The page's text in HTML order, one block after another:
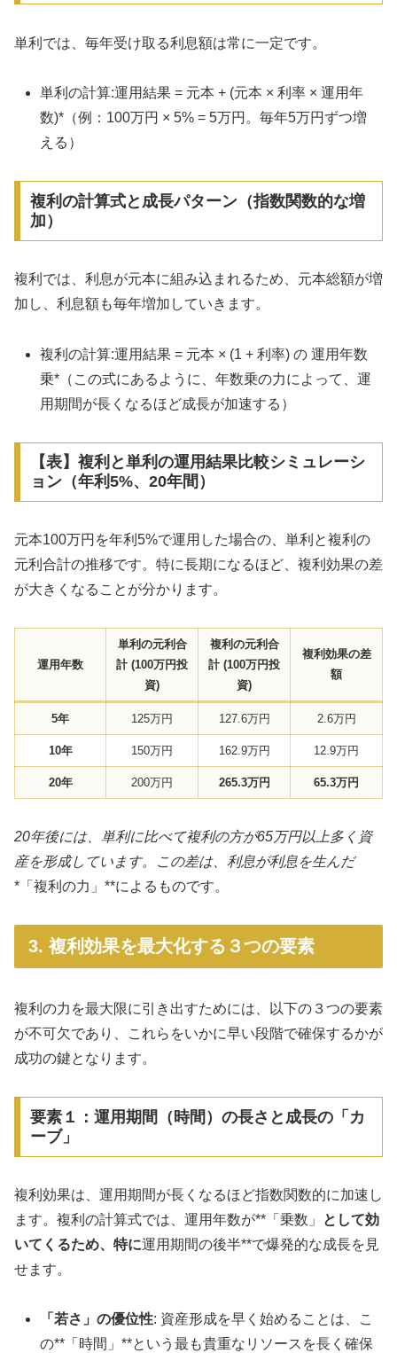
単利では、毎年受け取る利息額は常に一定です。
単利の計算:運用結果 = 元本 + (元本 × 利率 × 運用年
数)*（例：100万円 × 5% = 5万円。毎年5万円ずつ増
える）
複利の計算式と成長パターン（指数関数的な増
加）
複利では、利息が元本に組み込まれるため、元本総額が増
加し、利息額も毎年増加していきます。
複利の計算:運用結果 = 元本 × (1 + 利率) の 運用年数
乗*（この式にあるように、年数乗の力によって、運
用期間が長くなるほど成長が加速する）
【表】複利と単利の運用結果比較シミュレーシ
ョン（年利5%、20年間）
元本100万円を年利5%で運用した場合の、単利と複利の
元利合計の推移です。特に長期になるほど、複利効果の差
が大きくなることが分かります。
運用年数
単利の元利合
計 (100万円投
資)
複利の元利合
計 (100万円投
資)
複利効果の差
額
5年 125万円 127.6万円 2.6万円
10年 150万円 162.9万円 12.9万円
20年 200万円 265.3万円 65.3万円
20年後には、単利に比べて複利の方が65万円以上多く資
産を形成しています。この差は、利息が利息を生んだ
*「複利の力」**によるものです。
3. 複利効果を最大化する３つの要素
複利の力を最大限に引き出すためには、以下の３つの要素
が不可欠であり、これらをいかに早い段階で確保するかが
成功の鍵となります。
要素１：運用期間（時間）の長さと成長の「カ
ーブ」
複利効果は、運用期間が長くなるほど指数関数的に加速し
ます。複利の計算式では、運用年数が**「乗数」
として効
いてくるため、特に運用期間の後半**で爆発的な成長を見
せます。
「若さ」の優位性: 資産形成を早く始めることは、こ
の**「時間」**という最も貴重なリソースを長く確保